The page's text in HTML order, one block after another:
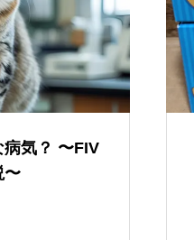
気？ 〜FIV
〜